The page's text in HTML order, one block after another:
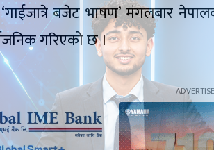
बजेट भाषण’ मंगलबार
गरिएको छ ।